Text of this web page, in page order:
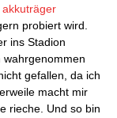
probiert wird.
ins Stadion
gefallen, da ich
macht mir
rieche. Und so bin